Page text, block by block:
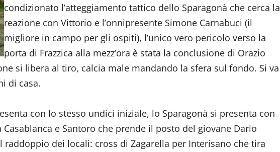
condizionato l’atteggiamento tattico dello Sparagonà che cerca la
reazione con Vittorio e l’onnipresente Simone Carnabuci (il
migliore in campo per gli ospiti), l’unico vero pericolo verso la
porta di Frazzica alla mezz’ora è stata la conclusione di Orazio
si libera al tiro, calcia male mandando la sfera sul fondo. Si va
di casa.
con lo stesso undici iniziale, lo Sparagonà si presenta con
e Santoro che prende il posto del giovane Dario
raddoppio dei locali: cross di Zagarella per Interisano che tira